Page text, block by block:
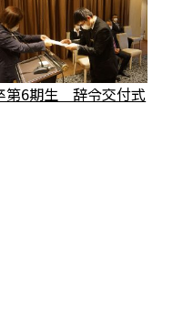
第6期生 辞令交付式